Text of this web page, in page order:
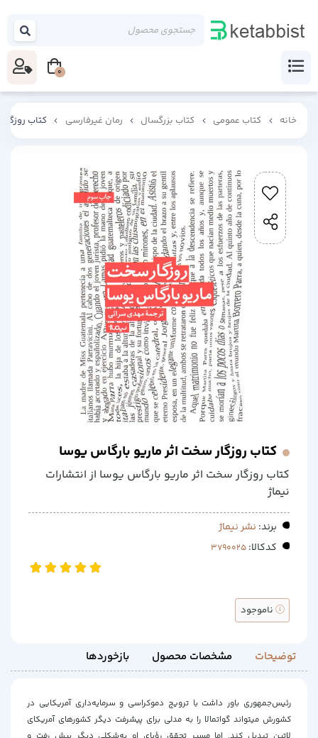
خانه کتاب عمومی کتاب بزرگسال رمان غیرفارسی کتاب
کتاب روزگار سخت اثر ماریو بارگاس یوسا
کتاب روزگار سخت اثر ماریو بارگاس یوسا از انتشارات
نیماژ
برند: نشر نیماژ
کدکالا:
ناموجود
توضیحات مشخصات محصول بازخوردها
رئیس‌جمهوری باور داشت با ترویج دموکراسی و سرمایه‌داری آمریکایی در
کشورش می‎تواند گواتمالا را به مدلی برای پیشرفت دیگر کشورهای آمریکای
0